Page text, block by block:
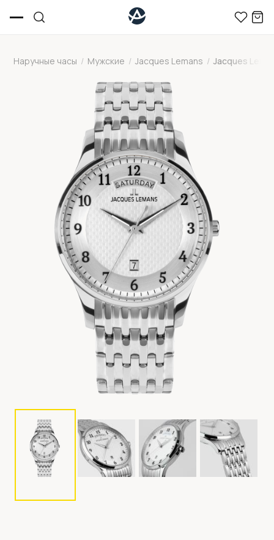
Наручные часы / Мужские / Jacques Lemans / Jacques